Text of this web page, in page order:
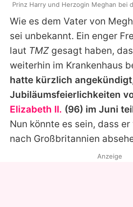
Wie es dem Vater von
sei unbekannt. Ein enger
laut TMZ gesagt haben,
weiterhin im Krankenhaus
hatte kürzlich
Jubiläumsfeierlichkeiten
Elizabeth II. (96) im Juni
Nun könnte es sein, dass
nach Großbritannien
Prinz Harry und Herzogin Meghan bei
Anzeige